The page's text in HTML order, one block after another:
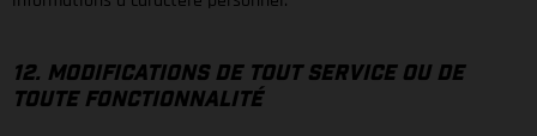
12. MODIFICATIONS DE TOUT SERVICE OU DE
TOUTE FONCTIONNALITÉ